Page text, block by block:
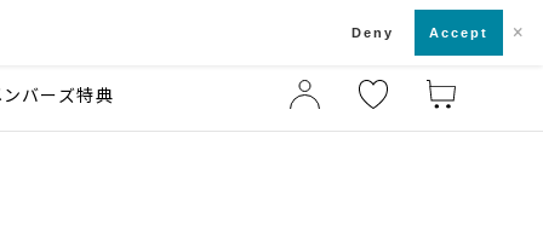
ンバーズ特典
Deny Accept ×